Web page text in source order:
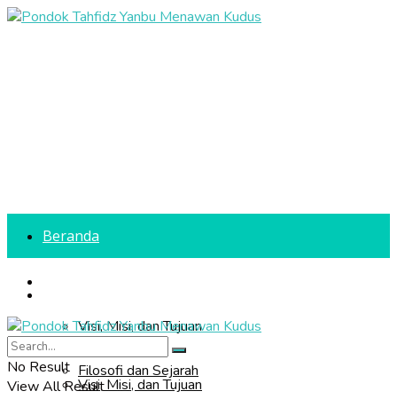
Beranda
Visi, Misi, dan Tujuan
Filosofi dan Sejarah
Profil Sekolah
Visi, Misi, dan Tujuan
No Result
View All Result